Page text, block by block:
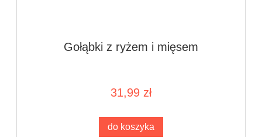
Gołąbki z ryżem i mięsem
31,99 zł
do koszyka